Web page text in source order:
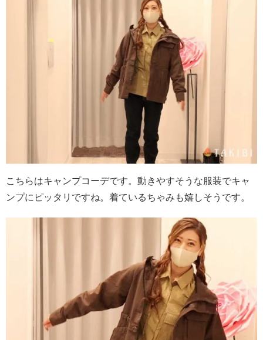
こちらはキャンプコーデです。動きやすそうな服装でキャ
ンプにピッタリですね。着ているちゃみも嬉しそうです。